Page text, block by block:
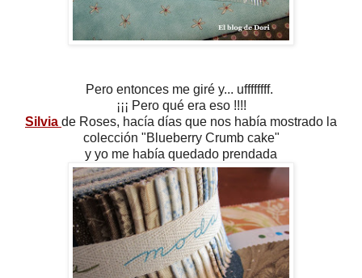
Pero entonces me giré y... uffffffff.
¡¡¡ Pero qué era eso !!!!
Silvia de Roses, hacía días que nos había mostrado la
colección "Blueberry Crumb cake"
y yo me había quedado prendada